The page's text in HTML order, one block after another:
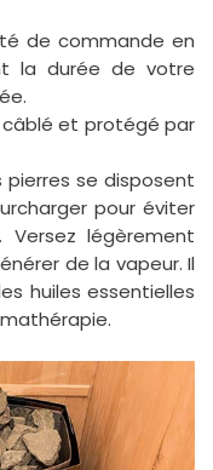
de commande en
la durée de votre
câblé et protégé par
pierres se disposent
pour éviter
légèrement
de la vapeur. Il
huiles essentielles